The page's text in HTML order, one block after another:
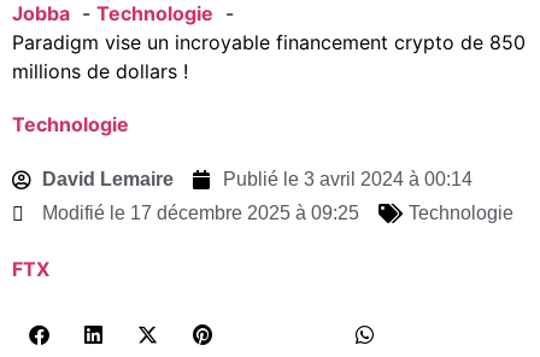
Jobba
Technologie
Paradigm vise un incroyable financement crypto de 850
millions de dollars !
Technologie
David Lemaire Publié le 3 avril 2024 à 00:14
Modifié le 17 décembre 2025 à 09:25
Technologie
FTX